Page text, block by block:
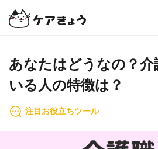
あなたはどうなの？介
いる人の特徴は？
注目お役立ちツール